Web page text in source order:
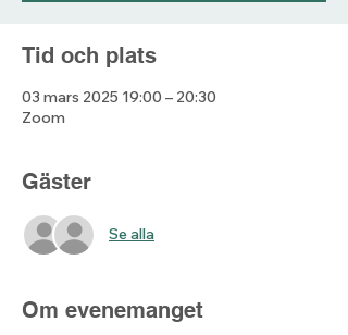
Tid och plats
03 mars 2025 19:00 – 20:30
Zoom
Gäster
Se alla
Om evenemanget